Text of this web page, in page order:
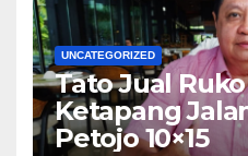
UNCATEGORIZED
Tato Jual
Ketapang
Petojo 10×15